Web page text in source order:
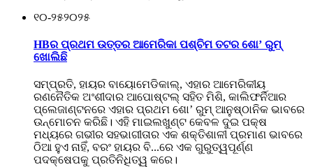
୧୦-୨୫୨୦୨୫
HBର ପ୍ରଥମ ଉତ୍ତର ଆମେରିକା ପଶ୍ଚିମ ତଟର ଶୋ’ ରୁମ୍
ଖୋଲିଛି
ସମ୍ପ୍ରତି, ହାୟର ବାୟୋମେଡିକାଲ୍, ଏହାର ଆମେରିକୀୟ
ରଣନୈତିକ ଅଂଶୀଦାର ଆପୋଷ୍ଟଲ୍ ସହିତ ମିଶି, କାଲିଫର୍ନିଆର
ପ୍ଲେଜାଣ୍ଟନରେ ଏହାର ପ୍ରଥମ ଶୋ’ ରୁମ୍ ଆନୁଷ୍ଠାନିକ ଭାବରେ
ଉନ୍ମୋଚନ କରିଛି। ଏହି ମାଇଲଖୁଣ୍ଟ କେବଳ ଦୁଇ ପକ୍ଷ
ମଧ୍ୟରେ ଗଭୀର ସହଭାଗୀତାର ଏକ ଶକ୍ତିଶାଳୀ ପ୍ରମାଣ ଭାବରେ
ଠିଆ ହୁଏ ନାହିଁ, ବରଂ ହାୟର ବି...ରେ ଏକ ଗୁରୁତ୍ୱପୂର୍ଣ୍ଣ
ପଦକ୍ଷେପକୁ ପ୍ରତିନିଧିତ୍ୱ କରେ।